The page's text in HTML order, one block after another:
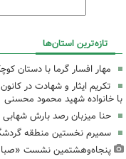
تازه‌ترین استان‌ها
مهار افسار گرما با دستان
تکریم ایثار و شهادت در
با خانواده شهید محمود محسنی
حنا میزبان رصد بارش
سمیرم نخستین منطقه
پنجاه‌وهشتمین نشست